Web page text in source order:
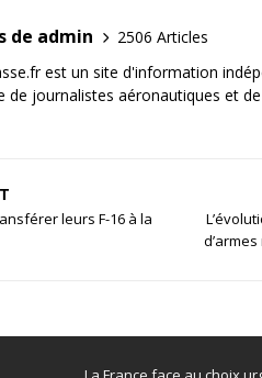
de admin
2506 Articles
est un site d'information
de journalistes aéronautiques et
leurs F-16 à la